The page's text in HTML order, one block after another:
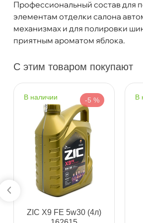
Профессиональный состав для
элементам отделки салона
механизмах и для полировки
приятным ароматом яблока.
Бренд
GRASS
Объем
750мл
Артикул
120107-5
С этим товаром покупают
наличии -5 %
ZIC X9 FE 5w30 (4л)
Бесплатная
Самовывоз
09.30 - 19.00 Сб-Вс
Сегодня, бесплатно
Богатырский пр. 12
Пн–Вс10:00 – 21:00
Сегодня, бесплатно
н. Обводного канала
Пн–Вс
Сегодня, бесплатно